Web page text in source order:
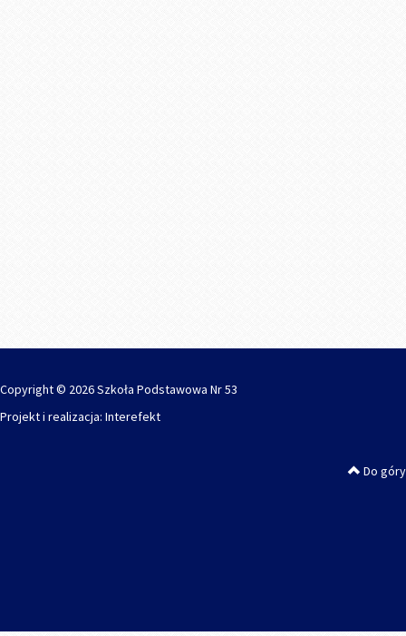
Copyright © 2026 Szkoła Podstawowa Nr 53
Projekt i realizacja: Interefekt
Do góry